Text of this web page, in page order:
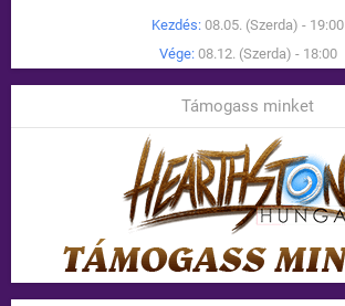
Kezdés: 08.05. (Szerda) - 19:00
Vége: 08.12. (Szerda) - 18:00
Támogass minket